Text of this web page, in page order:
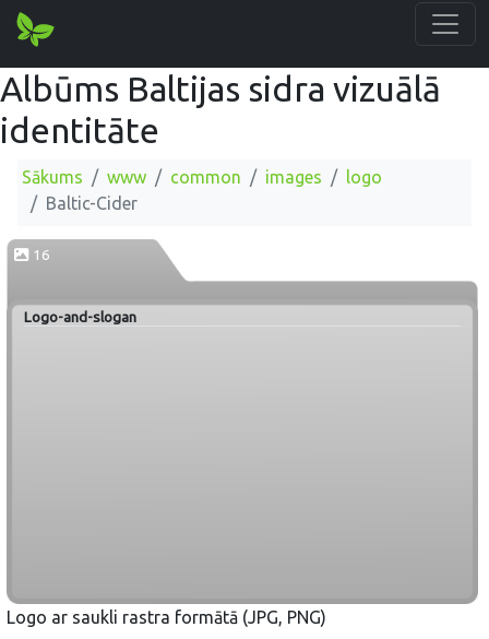
Albūms Baltijas sidra vizuālā
identitāte
Sākums www common images
logo
Baltic-Cider
16
Logo-and-slogan
Logo ar saukli rastra formātā (JPG, PNG)